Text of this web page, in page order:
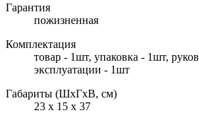
Гарантия
пожизненная
Комплектация
товар - 1шт, упаковка - 1шт,
эксплуатации - 1шт
Габариты (ШxГxВ, см)
23 x 15 x 37